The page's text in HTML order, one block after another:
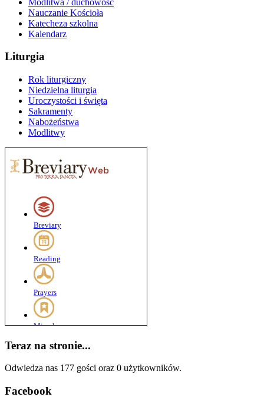
Nauczanie Kościoła
Katecheza szkolna
Kalendarz
Liturgia
Rok liturgiczny
Niedzielna liturgia
Uroczystości i święta
Sakramenty
Nabożeństwa
Modlitwy
Teraz na stronie...
Odwiedza nas 177 gości oraz 0 użytkowników.
Facebook